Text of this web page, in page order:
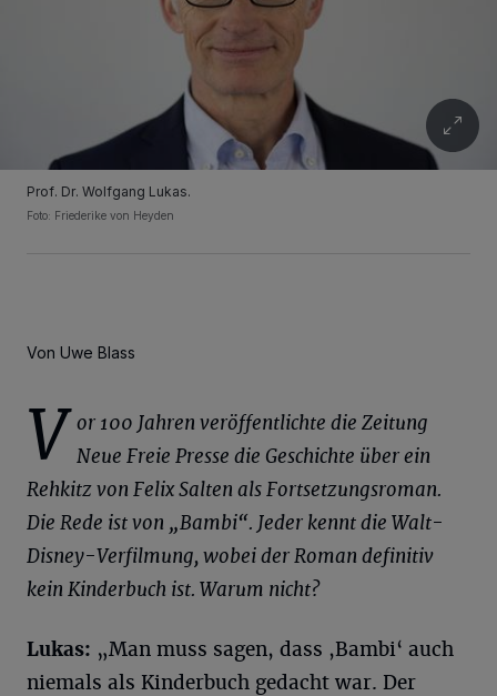
Prof. Dr. Wolfgang Lukas.
Foto: Friederike von Heyden
Von Uwe Blass
V or 100 Jahren veröffentlichte die Zeitung
Neue Freie Presse die Geschichte über ein
Rehkitz von FelixSalten als Fortsetzungsroman.
Die Rede ist von „Bambi“. Jeder kennt die Walt-
Disney-Verfilmung, wobei der Roman definitiv
kein Kinderbuch ist. Warum nicht?
Lukas: „Man muss sagen, dass ,Bambi‘ auch
niemals als Kinderbuch gedacht war. Der